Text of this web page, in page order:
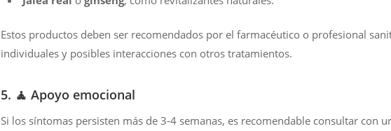
Estos productos deben ser recomendados por el farmacéutico o profesional
individuales y posibles interacciones con otros tratamientos.
5. 🧘 Apoyo emocional
Si los síntomas persisten más de 3-4 semanas, es recomendable consultar con